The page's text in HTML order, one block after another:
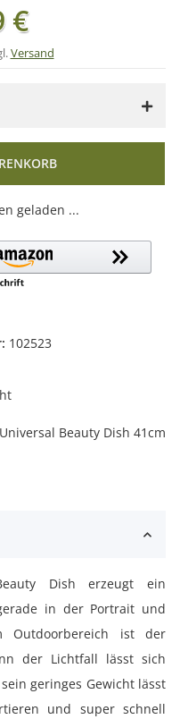
102523
Beauty Dish 41cm
€
Versand
geladen ...
Dish erzeugt ein
in der Portrait und
Outdoorbereich ist der
der Lichtfall lässt sich
geringes Gewicht lässt
und super schnell